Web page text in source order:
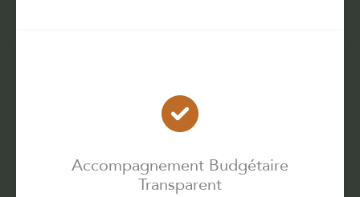
Accompagnement Budgétaire
Transparent